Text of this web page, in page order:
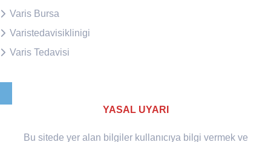
Varis Bursa
Varistedavisiklinigi
Varis Tedavisi
YASAL UYARI
Bu sitede yer alan bilgiler kullanıcıya bilgi vermek ve